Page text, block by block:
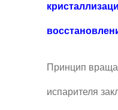
Принцип
испарителя